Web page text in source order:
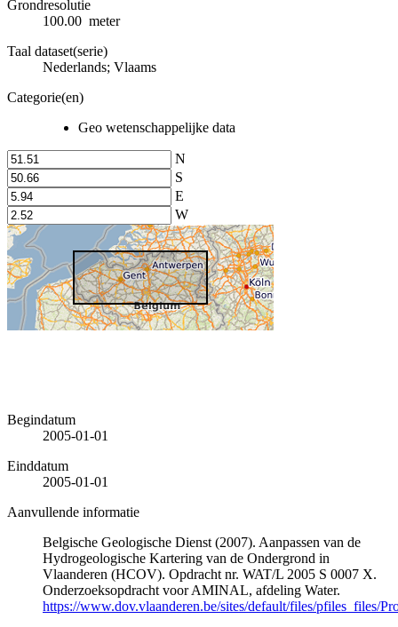
Grondresolutie
100.00 meter
Taal dataset(serie)
Nederlands; Vlaams
Categorie(en)
Geo wetenschappelijke data
N
S
E
W
Begindatum
2005-01-01
Einddatum
2005-01-01
Aanvullende informatie
Belgische Geologische Dienst (2007). Aanpassen van de
Hydrogeologische Kartering van de Ondergrond in
Vlaanderen (HCOV). Opdracht nr. WAT/L 2005 S 0007 X.
Onderzoeksopdracht voor AMINAL, afdeling Water.
https://www.dov.vlaanderen.be/sites/default/files/pfiles_files/